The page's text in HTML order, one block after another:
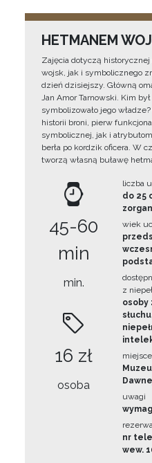
HETMANEM
Zajęcia dotyczą historycznej
wojsk, jak i symbolicznego
dzień dzisiejszy. Główną
Jan Amor Tarnowski. Kim
symbolizowało jego
historii broni, pierw
symbolicznej, jak i
berła po kordzik oficera. W
tworzą własną buławę
45-60
min
min.
16 zł
osoba
liczba
do 25
wiek
z
osoby
miejsce
uwagi
nr
wew.